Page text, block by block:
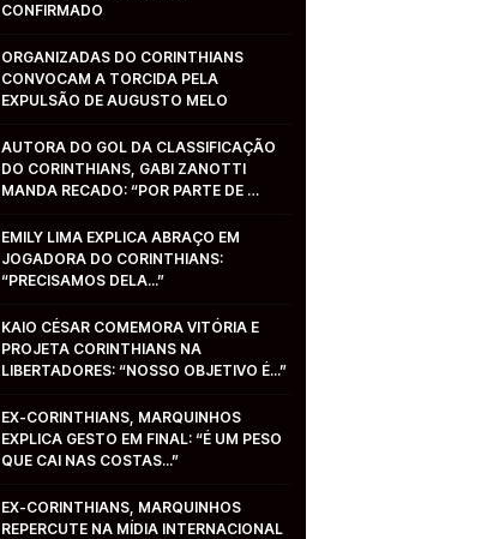
CONFIRMADO
ORGANIZADAS DO CORINTHIANS
CONVOCAM A TORCIDA PELA
EXPULSÃO DE AUGUSTO MELO
AUTORA DO GOL DA CLASSIFICAÇÃO
DO CORINTHIANS, GABI ZANOTTI
MANDA RECADO: “POR PARTE DE
EMILY LIMA EXPLICA ABRAÇO EM
JOGADORA DO CORINTHIANS:
“PRECISAMOS DELA...”
KAIO CÉSAR COMEMORA VITÓRIA E
PROJETA CORINTHIANS NA
LIBERTADORES: “NOSSO OBJETIVO É...”
EX-CORINTHIANS, MARQUINHOS
EXPLICA GESTO EM FINAL: “É UM PESO
QUE CAI NAS COSTAS...”
EX-CORINTHIANS, MARQUINHOS
REPERCUTE NA MÍDIA INTERNACIONAL